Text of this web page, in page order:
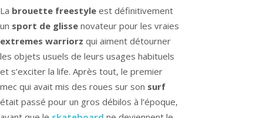
La brouette freestyle est définitivement
un sport de glisse novateur pour les vraies
extremes warriorz qui aiment détourner
les objets usuels de leurs usages habituels
et s’exciter la life. Après tout, le premier
mec qui avait mis des roues sur son surf
était passé pour un gros débilos à l’époque,